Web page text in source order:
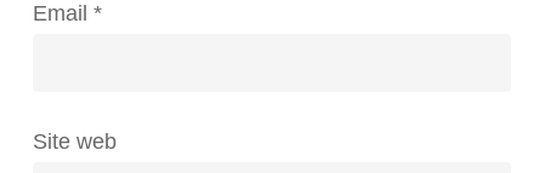
Email *
Site web